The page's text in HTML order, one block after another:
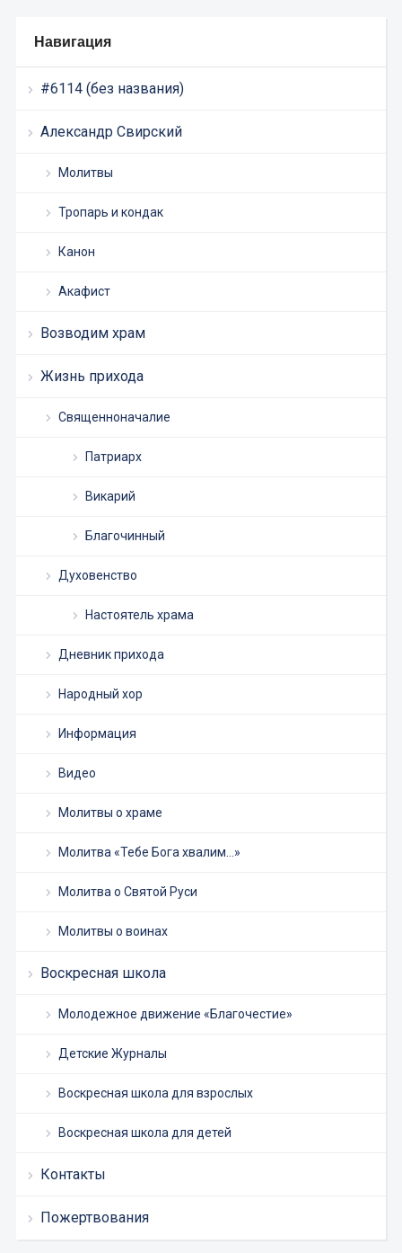
Навигация
#6114 (без названия)
Александр Свирский
Молитвы
Тропарь и кондак
Канон
Акафист
Возводим храм
Жизнь прихода
Священноначалие
Патриарх
Викарий
Благочинный
Духовенство
Настоятель храма
Дневник прихода
Народный хор
Информация
Видео
Молитвы о храме
Молитва «Тебе Бога хвалим…»
Молитва о Святой Руси
Молитвы о воинах
Воскресная школа
Молодежное движение «Благочестие»
Детские Журналы
Воскресная школа для взрослых
Воскресная школа для детей
Контакты
Пожертвования